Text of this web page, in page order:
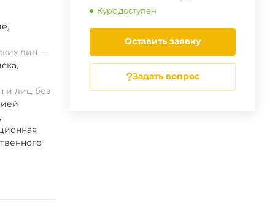
Курс доступен
Оставить заявку
Задать вопрос
,
лиц
,
и лиц без